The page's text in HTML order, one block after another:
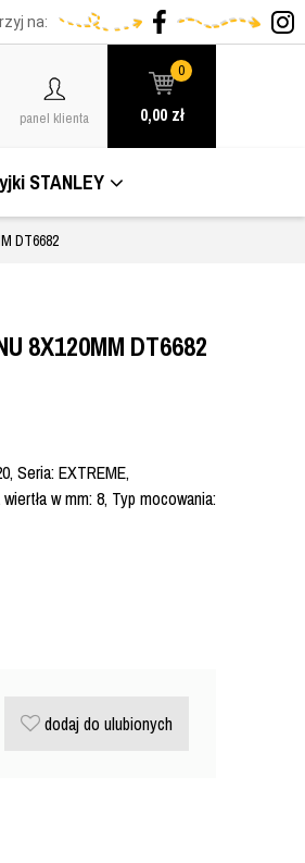
na:
panel klienta
0
0,00 zł
STANLEY
DT6682
8X120MM DT6682
Seria: EXTREME,
w mm: 8, Typ mocowania:
dodaj do ulubionych